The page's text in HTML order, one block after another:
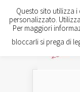
Questo sito utilizza
personalizzato.
Per maggiori
bloccarli si prega di